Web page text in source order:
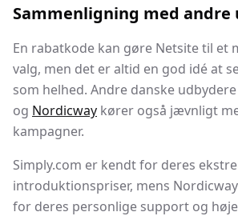
Sammenligning med andre
En rabatkode kan gøre Netsite til et
valg, men det er altid en god idé at
som helhed. Andre danske
og Nordicway kører også jævnligt
kampagner.
Simply.com er kendt for deres
introduktionspriser, mens
for deres personlige support og